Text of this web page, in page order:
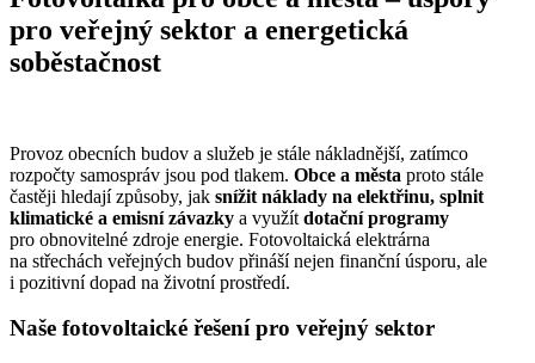
pro veřejný sektor a energetická
soběstačnost
Provoz obecních budov a služeb je stále nákladnější, zatímco
rozpočty samospráv jsou pod tlakem. Obce a města proto stále
častěji hledají způsoby, jak snížit náklady na elektřinu, splnit
klimatické a emisní závazky a využít dotační programy
pro obnovitelné zdroje energie. Fotovoltaická elektrárna
na střechách veřejných budov přináší nejen finanční úsporu, ale
i pozitivní dopad na životní prostředí.
Naše fotovoltaické řešení pro veřejný sektor